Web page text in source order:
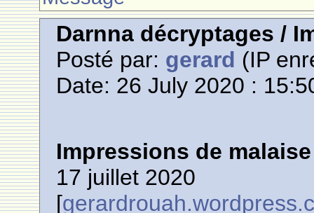
Darnna décryptages /
Posté par: gerard (IP
Date: 26 July 2020 :
Impressions de malaise
17 juillet 2020
[